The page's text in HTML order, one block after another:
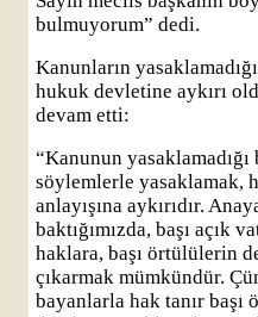
bulmuyorum” dedi.
Kanunların
hukuk devletine aykırı
devam etti:
“Kanunun
söylemlerle yasaklamak,
anlayışına aykırıdır.
baktığımızda, başı açık
haklara, başı örtülülerin
çıkarmak mümkündür.
bayanlarla hak tanır başı